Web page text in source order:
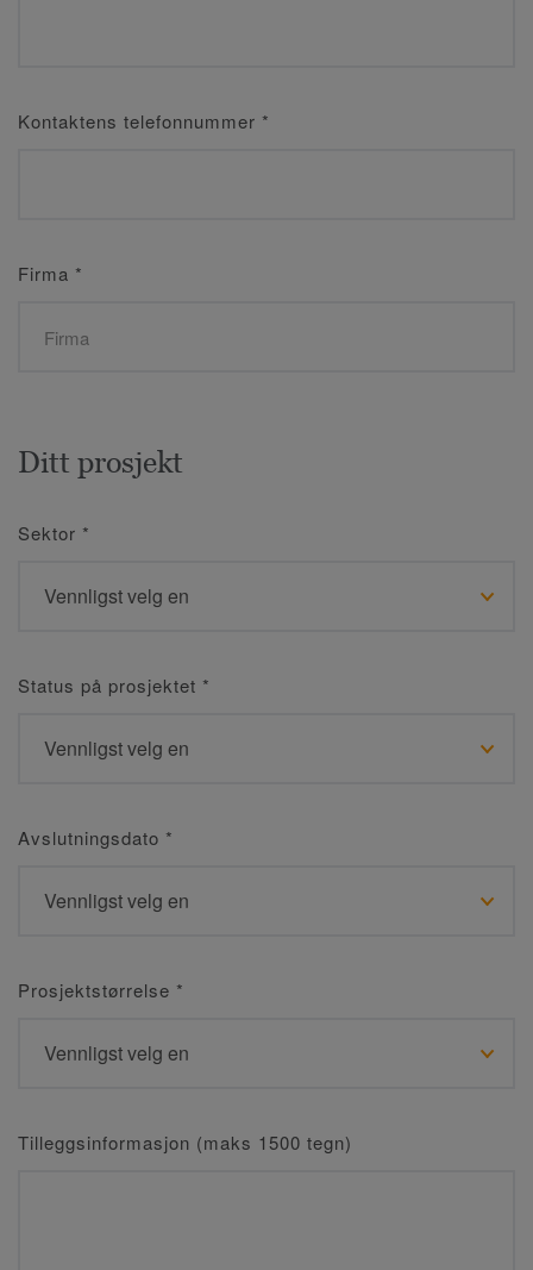
Kontaktens telefonnummer *
Firma *
Ditt prosjekt
Sektor *
Status på prosjektet *
Avslutningsdato *
Prosjektstørrelse *
Tilleggsinformasjon (maks 1500 tegn)